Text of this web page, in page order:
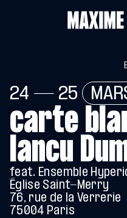
24 — 25
carte
Iancu
feat. Ensemble
Église Saint-Merry
76, rue de la Verrerie
75004 Paris